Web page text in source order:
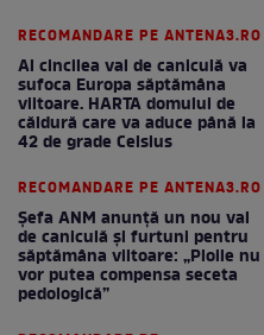
RECOMANDARE PE ANTENA3.RO
Al cincilea val de caniculă va
sufoca Europa săptămâna
viitoare. HARTA domului de
căldură care va aduce până la
42 de grade Celsius
RECOMANDARE PE ANTENA3.RO
Șefa ANM anunță un nou val
de caniculă și furtuni pentru
săptămâna viitoare: „Ploile nu
vor putea compensa seceta
pedologică”